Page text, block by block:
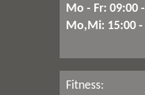
Mo - Fr: 09:00
Mo,Mi: 15:00 -
Fitness: